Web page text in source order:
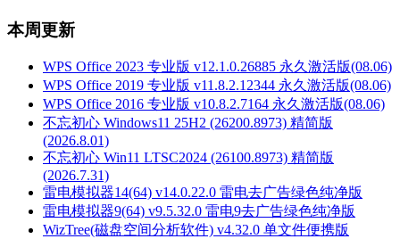
本周更新
WPS Office 2023 专业版 v12.1.0.26885 永久激活版(08.06)
WPS Office 2019 专业版 v11.8.2.12344 永久激活版(08.06)
WPS Office 2016 专业版 v10.8.2.7164 永久激活版(08.06)
不忘初心 Windows11 25H2 (26200.8973) 精简版
(2026.8.01)
不忘初心 Win11 LTSC2024 (26100.8973) 精简版
(2026.7.31)
雷电模拟器14(64) v14.0.22.0 雷电去广告绿色纯净版
雷电模拟器9(64) v9.5.32.0 雷电9去广告绿色纯净版
WizTree(磁盘空间分析软件) v4.32.0 单文件便携版